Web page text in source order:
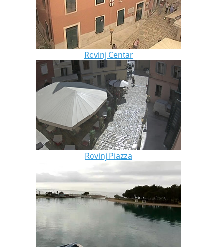
Rovinj Centar
Rovinj Piazza